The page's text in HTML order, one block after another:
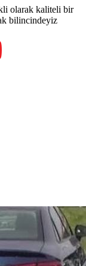
olarak kaliteli bir
bilincindeyiz